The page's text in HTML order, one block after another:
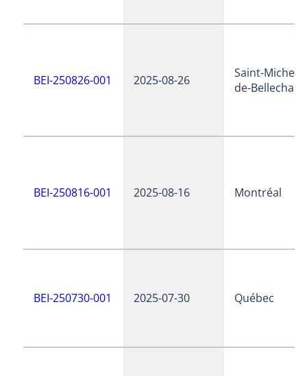
BEI-250826-001 2025-08-26
Saint-Michel-
de-
BEI-250816-001 2025-08-16 Montréal
BEI-250730-001 2025-07-30 Québec